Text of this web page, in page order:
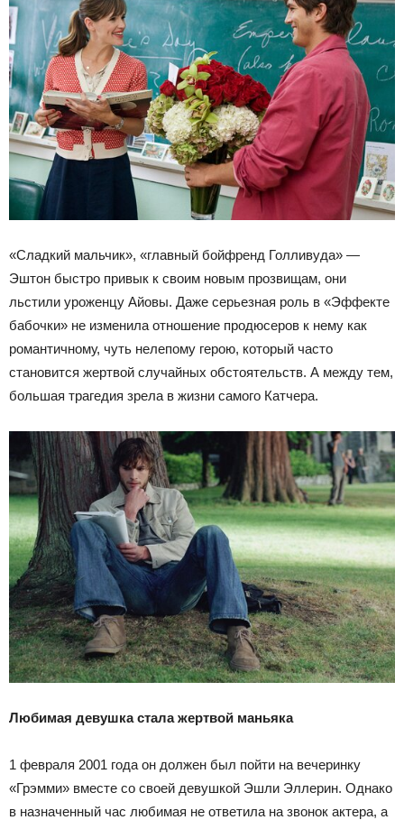
«Сладкий мальчик», «главный бойфренд Голливуда» —
Эштон быстро привык к своим новым прозвищам, они
льстили уроженцу Айовы. Даже серьезная роль в «Эффекте
бабочки» не изменила отношение продюсеров к нему как
романтичному, чуть нелепому герою, который часто
становится жертвой случайных обстоятельств. А между тем,
большая трагедия зрела в жизни самого Катчера.
Любимая девушка стала жертвой маньяка
1 февраля 2001 года он должен был пойти на вечеринку
«Грэмми» вместе со своей девушкой Эшли Эллерин. Однако
в назначенный час любимая не ответила на звонок актера, а